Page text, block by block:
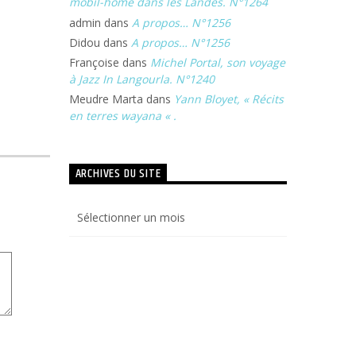
admin dans A propos… N°1256
Didou dans A propos… N°1256
Françoise dans Michel Portal, son voyage
à Jazz In Langourla. N°1240
Meudre Marta dans Yann Bloyet, « Récits
en terres wayana « .
ARCHIVES DU SITE
du